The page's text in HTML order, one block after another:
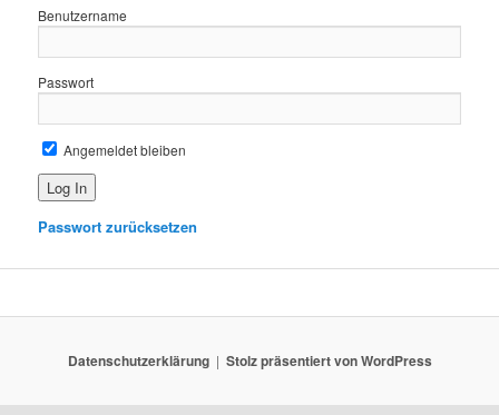
Benutzername
Passwort
Angemeldet bleiben
Passwort zurücksetzen
Datenschutzerklärung Stolz präsentiert von WordPress